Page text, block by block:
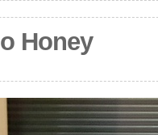
Honey